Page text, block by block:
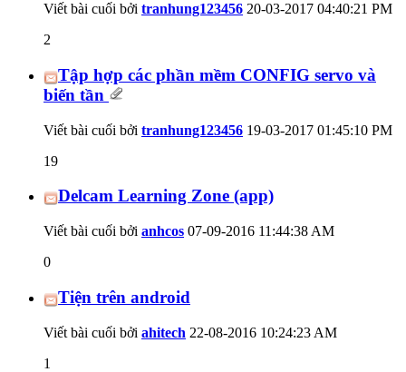
Viết bài cuối bởi tranhung123456 20-03-2017 04:40:21 PM
2
Tập hợp các phần mềm CONFIG servo và
biến tần
Viết bài cuối bởi tranhung123456 19-03-2017 01:45:10 PM
19
Delcam Learning Zone (app)
Viết bài cuối bởi anhcos 07-09-2016 11:44:38 AM
0
Tiện trên android
Viết bài cuối bởi ahitech 22-08-2016 10:24:23 AM
1